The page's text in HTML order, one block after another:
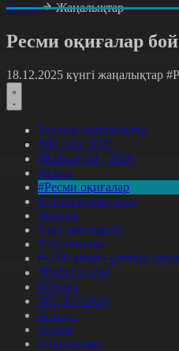
Басты
Жаңалықтар
Ресми оқиғалар
18.12.2025 күнгі жаңалықтар
Барлық жаңалықтар
#Жолдау 2025
#Құрылтай - 2026
#Апта
#Ресми оқиғалар
#«Таза Қазақстан»
#Қоғам
#Заң мен тәртіп
#Экономика
#«100 кітап» ұлттық
#Референдум
#Оқиға
#EURO 2024
#Спорт
#Әлем
#Денсаулық